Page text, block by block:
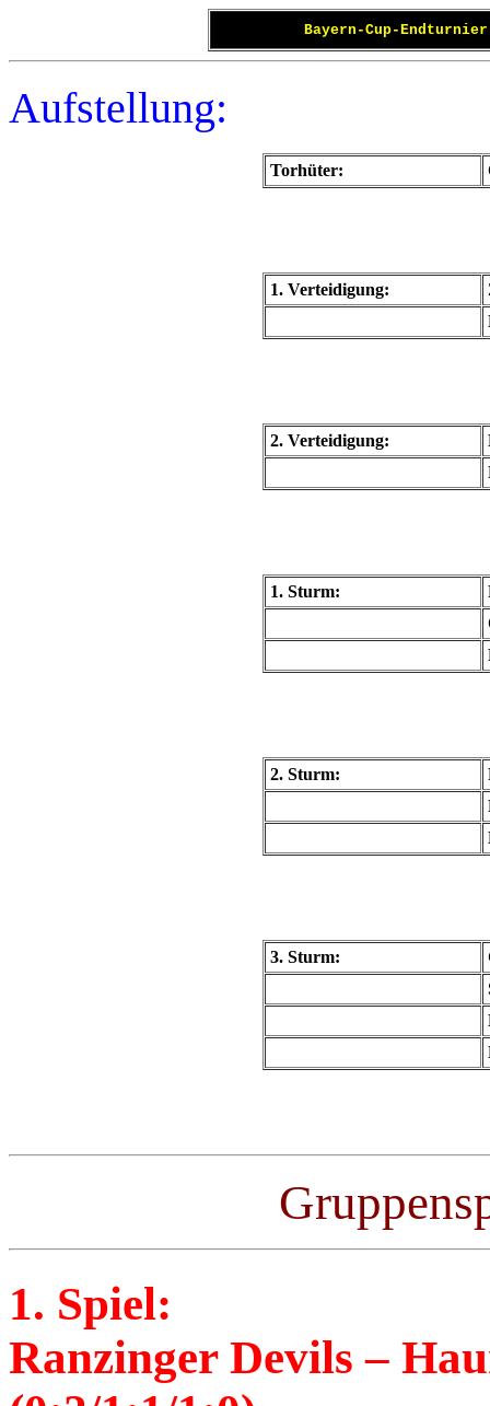
Bayern-Cup-
Aufstellung:
Torhüter:
1. Verteidigung:
2. Verteidigung:
1. Sturm:
2. Sturm:
3. Sturm:
1. Spiel:
Ranzinger Devils –